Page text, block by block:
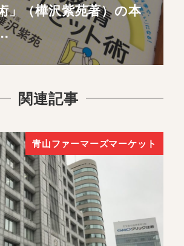
」（樺沢紫苑著）の本
関連記事
青山ファーマーズマーケット